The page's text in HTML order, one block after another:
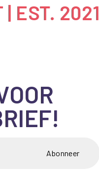
EST. 2021
Abonneer